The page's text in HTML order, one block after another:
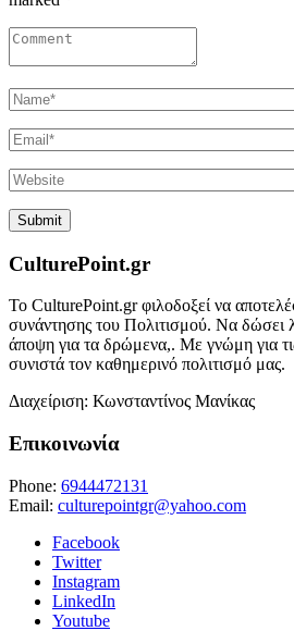
CulturePoint.gr
Το CulturePoint.gr φιλοδοξεί να
συνάντησης του Πολιτισμού. Να δώσει
άποψη για τα δρώμενα,. Με γνώμη για
συνιστά τον καθημερινό πολιτισμό μας.
Διαχείριση: Κωνσταντίνος Μανίκας
Επικοινωνία
Phone: 6944472131
Email: culturepointgr@yahoo.com
Facebook
Twitter
Instagram
LinkedIn
Youtube